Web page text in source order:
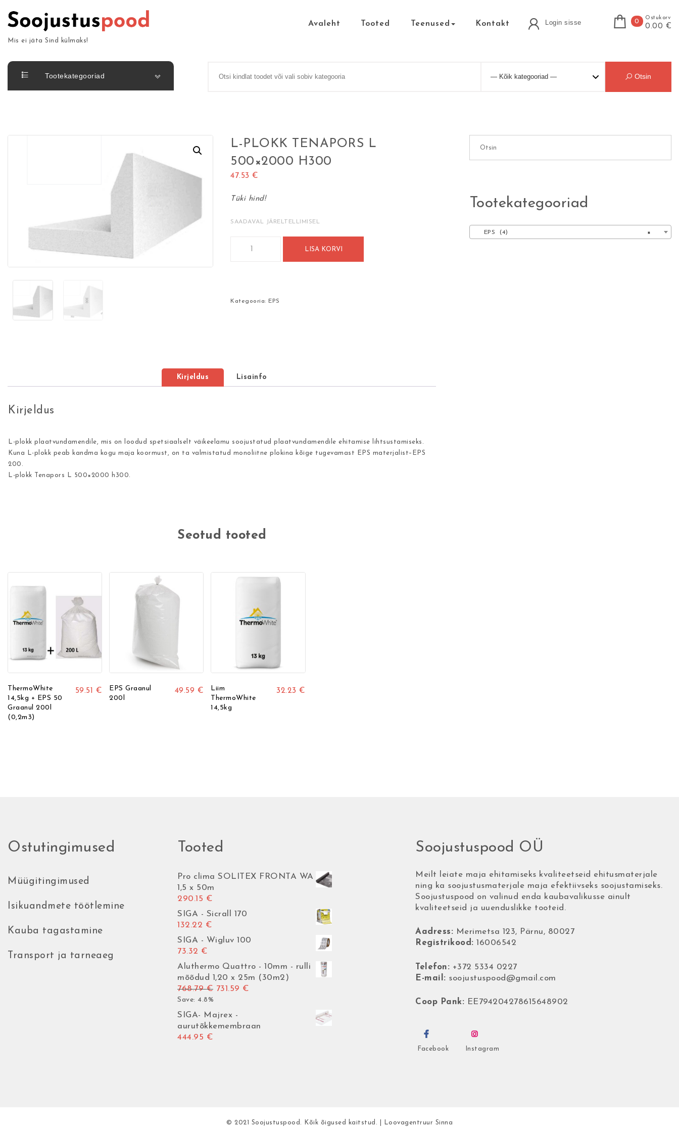
Skip to content
Mis ei jäta Sind külmaks!
Avaleht Tooted Teenused Kontakt Login sisse 0 Ostukorv
0.00 €
Tootekategooriad Otsin
L-PLOKK TENAPORS L
500×2000 H300
47.53€
Tüki hind!
SAADAVAL JÄRELTELLIMISEL
LISA KORVI
Kategooria: EPS
Kirjeldus Lisainfo
Kirjeldus
L-plokk plaatvundamendile, mis on loodud spetsiaalselt väikeelamu soojustatud plaatvundamendile ehitamise lihtsustamiseks.
Kuna L-plokk peab kandma kogu maja koormust, on ta valmistatud monoliitne plokina kõige tugevamast EPS materjalist–EPS
200.
L-plokk Tenapors L 500×2000 h300.
Seotud tooted
ThermoWhite
14,5kg + EPS 50
Graanul 200l
(0,2m3)
59.51 €
EPS Graanul
200l
49.59 €
Liim
ThermoWhite
14,5kg
32.23€
Tootekategooriad
×
EPS (4)
Ostutingimused
Müügitingimused
Isikuandmete töötlemine
Kauba tagastamine
Transport ja tarneaeg
Tooted
Pro clima SOLITEX FRONTA WA
1,5 x 50m
290.15 €
SIGA - Sicrall 170
132.22 €
SIGA - Wigluv 100
73.32 €
Aluthermo Quattro - 10mm - rulli
mõõdud 1,20 x 25m (30m2)
768.79€ Algne hind oli: 768.79 €.
731.59 €
Save: 4.8%
SIGA- Majrex -
aurutõkkemembraan
444.95 €
Soojustuspood OÜ
Meilt leiate maja ehitamiseks kvaliteetseid ehitusmaterjale
ning ka soojustusmaterjale maja efektiivseks soojustamiseks.
Soojustuspood on valinud enda kaubavalikusse ainult
kvaliteetseid ja uuenduslikke tooteid.
Aadress: Merimetsa 123, Pärnu, 80027
Registrikood: 16006542
Telefon: +372 5334 0227
E-mail: soojustuspood@gmail.com
Coop Pank: EE794204278615648902
Facebook Instagram
© 2021 Soojustuspood. Kõik õigused kaitstud. Loovagentruur Sinna